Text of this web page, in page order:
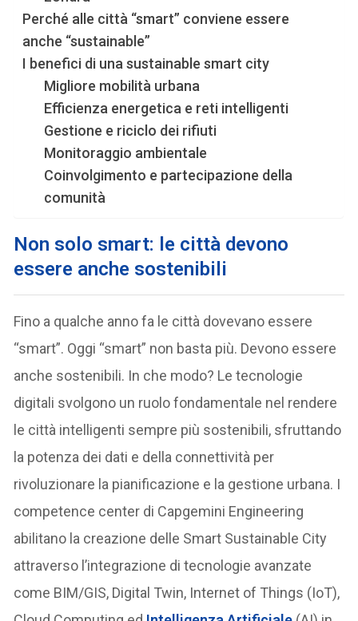
Perché alle città “smart” conviene essere
anche “sustainable”
I benefici di una sustainable smart city
Migliore mobilità urbana
Efficienza energetica e reti intelligenti
Gestione e riciclo dei rifiuti
Monitoraggio ambientale
Coinvolgimento e partecipazione della
comunità
Non solo smart: le città devono
essere anche sostenibili
Fino a qualche anno fa le città dovevano essere
“smart”. Oggi “smart” non basta più. Devono essere
anche sostenibili. In che modo? Le tecnologie
digitali svolgono un ruolo fondamentale nel rendere
le città intelligenti sempre più sostenibili, sfruttando
la potenza dei dati e della connettività per
rivoluzionare la pianificazione e la gestione urbana. I
competence center di Capgemini Engineering
abilitano la creazione delle Smart Sustainable City
attraverso l’integrazione di tecnologie avanzate
come BIM/GIS, Digital Twin, Internet of Things (IoT),